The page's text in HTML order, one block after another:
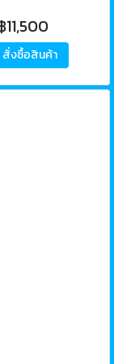
11,500
สั่งซื้อสินค้า